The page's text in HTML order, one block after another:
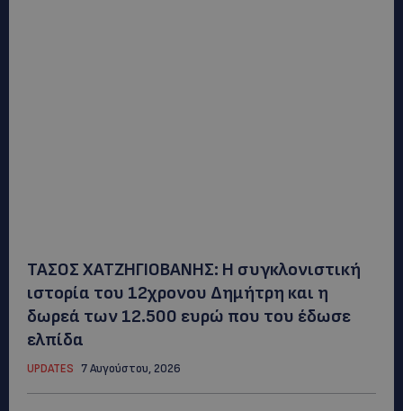
ΤΑΣΟΣ ΧΑΤΖΗΓΙΟΒΑΝΗΣ: Η συγκλονιστική
ιστορία του 12χρονου Δημήτρη και η
δωρεά των 12.500 ευρώ που του έδωσε
ελπίδα
UPDATES 7 Αυγούστου, 2026